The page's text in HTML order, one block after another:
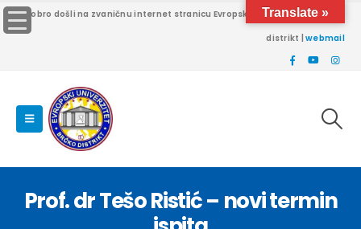
Dobro došli na zvaničnu internet stranicu Evropskog univerziteta Brčko
distrikt |webmail
Prof. dr Tešo Ristić – novi termin
Translate »